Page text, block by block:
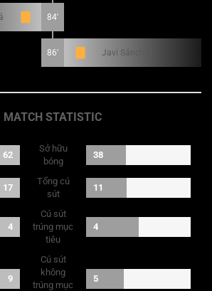
84'
86' Javi Sánchez
MATCH STATISTIC
62
Sở hữu
bóng
38
17
Tổng cú
sút
11
4
Cú sút
trúng mục
tiêu
4
9
Cú sút
không
trúng mục
5